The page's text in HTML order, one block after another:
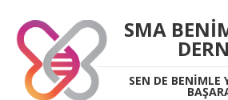
SMA
SEN DE BENIMLE